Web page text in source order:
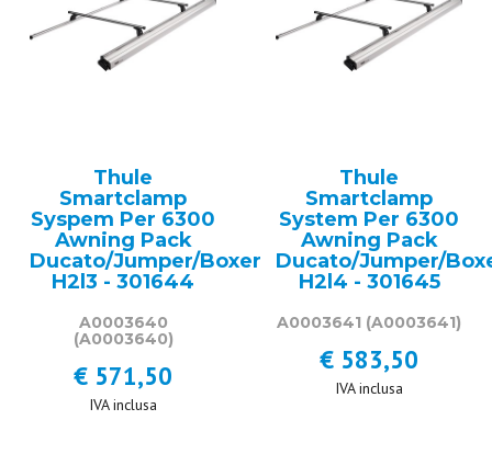
Thule
Smartclamp
Syspem Per 6300
Awning Pack
Ducato/Jumper/Boxer
H2l3 - 301644
A0003640
(A0003640)
€ 571,50
IVA inclusa
Thule
Smartclamp
System Per 6300
Awning Pack
Ducato/Jumper/
H2l4 - 301645
A0003641 (A0003641)
€ 583,50
IVA inclusa